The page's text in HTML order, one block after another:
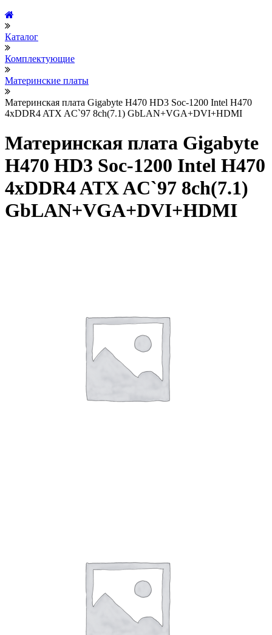
Каталог
Комплектующие
Материнские платы
Материнская плата Gigabyte H470 HD3 Soc-1200 Intel H470
4xDDR4 ATX AC`97 8ch(7.1) GbLAN+VGA+DVI+HDMI
Материнская плата Gigabyte
H470 HD3 Soc-1200 Intel H470
4xDDR4 ATX AC`97 8ch(7.1)
GbLAN+VGA+DVI+HDMI